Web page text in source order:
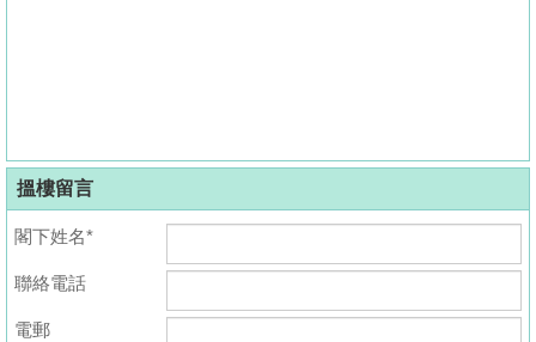
搵樓留言
閣下姓名*
聯絡電話
電郵